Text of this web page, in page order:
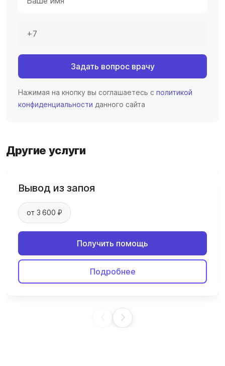
Задать вопрос врачу
Нажимая на кнопку вы соглашаетесь с политикой
конфиденциальности данного сайта
Другие услуги
Вывод из запоя
от 3 600 ₽
Получить помощь
Подробнее